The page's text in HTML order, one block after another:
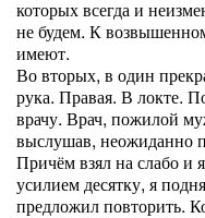
которых всегда и
не будем. К
имеют.
Во вторых, в один
рука. Правая. В локте.
врачу. Врач, пожилой
выслушав, неожиданно
Причём взял на слабо и
усилием десятку, я
предложил повторить.